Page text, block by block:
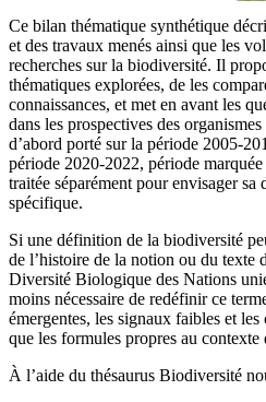
Ce bilan thématique synthétique
et des travaux menés ainsi que les
recherches sur la biodiversité. Il
thématiques explorées, de les
connaissances, et met en avant les
dans les prospectives des
d’abord porté sur la période 2005-
période 2020-2022, période
traitée séparément pour envisager
spécifique.
Si une définition de la biodiversité
de l’histoire de la notion ou du texte
Diversité Biologique des Nations
moins nécessaire de redéfinir ce
émergentes, les signaux faibles et
que les formules propres au contexte
À l’aide du thésaurus Biodiversité